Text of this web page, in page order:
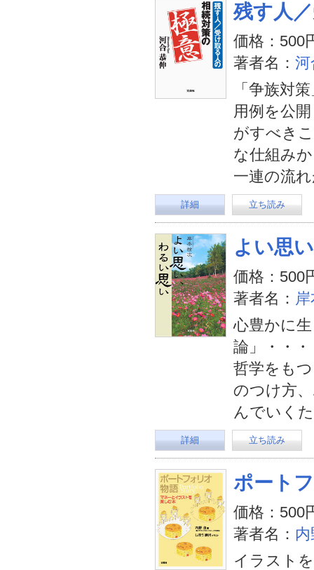
残す人
価格：500
著者名： 河
「争族対
用例を公
がすべき
な仕組み
一連の流
詳細 立ち読み
よい思
価格：500
著者名：
心豊かに
論」・・
哲学をも
のつけ方
んでいく
詳細 立ち読み
ポート
価格：500
著者名：
イラスト